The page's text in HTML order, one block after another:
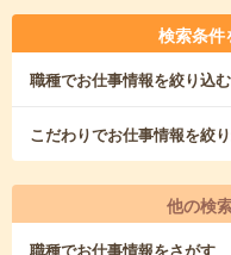
検索条件
職種でお仕事情報を絞り込む
こだわりでお仕事情報を絞
他の検
職種でお仕事情報をさがす